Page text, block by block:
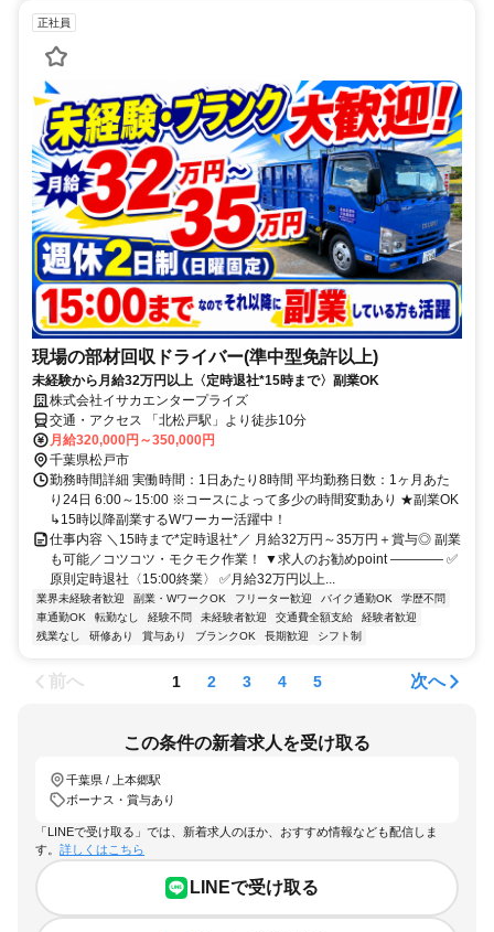
正社員
現場の部材回収ドライバー(準中型免許以上)
未経験から月給32万円以上〈定時退社*15時まで〉副業OK
株式会社イサカエンタープライズ
交通・アクセス 「北松戸駅」より徒歩10分
月給320,000円～350,000円
千葉県松戸市
勤務時間詳細 実働時間：1日あたり8時間 平均勤務日数：1ヶ月あた
り24日 6:00～15:00 ※コースによって多少の時間変動あり ★副業OK
↳15時以降副業するWワーカー活躍中！
仕事内容 ＼15時まで*定時退社*／ 月給32万円～35万円＋賞与◎ 副業
も可能／コツコツ・モクモク作業！ ▼求人のお勧めpoint ―――― ✅
原則定時退社〈15:00終業〉 ✅月給32万円以上...
業界未経験者歓迎 副業・WワークOK フリーター歓迎 バイク通勤OK
学歴不問
車通勤OK
転勤なし 経験不問 未経験者歓迎 交通費全額支給
経験者歓迎
残業なし
研修あり 賞与あり ブランクOK 長期歓迎 シフト制
前へ 1 2 3 4 5 次へ
この条件の新着求人を受け取る
千葉県 / 上本郷駅
ボーナス・賞与あり
「LINEで受け取る」では、新着求人のほか、おすすめ情報なども配信しま
す。 詳しくはこちら
LINEで受け取る